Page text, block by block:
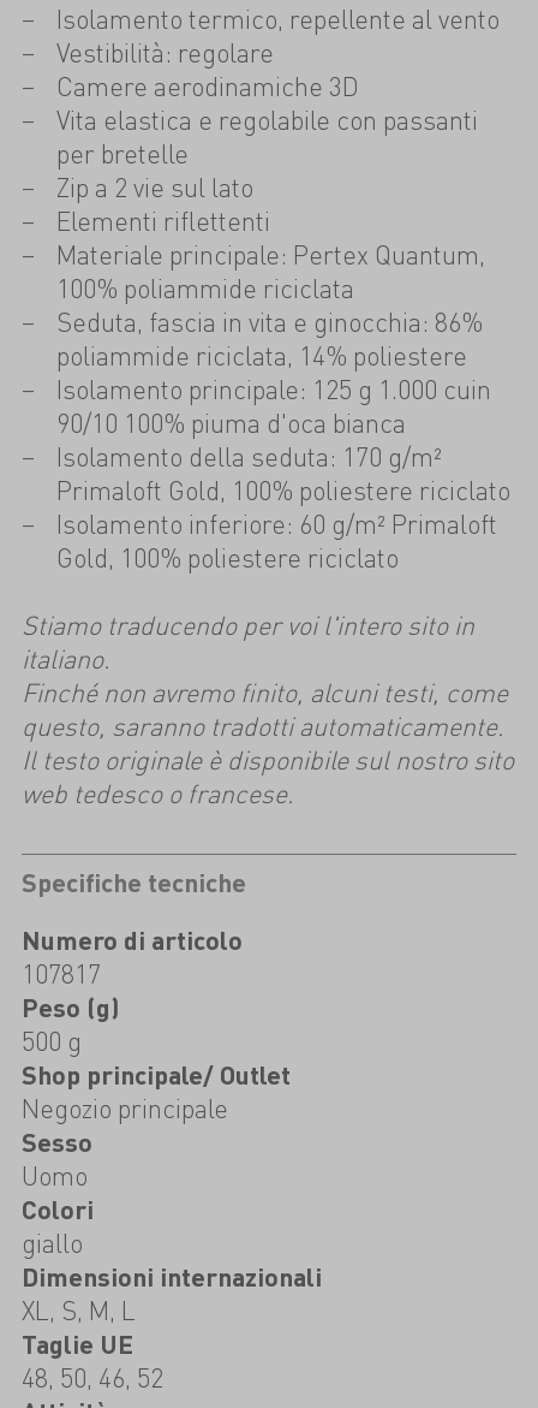
Isolamento termico, repellente al vento
Vestibilità: regolare
Camere aerodinamiche 3D
Vita elastica e regolabile con passanti
per bretelle
Zip a 2 vie sul lato
Elementi riflettenti
Materiale principale: Pertex Quantum,
100% poliammide riciclata
Seduta, fascia in vita e ginocchia: 86%
poliammide riciclata, 14% poliestere
Isolamento principale: 125 g 1.000 cuin
90/10 100% piuma d'oca bianca
Isolamento della seduta: 170 g/m²
Primaloft Gold, 100% poliestere riciclato
Isolamento inferiore: 60 g/m² Primaloft
Gold, 100% poliestere riciclato
Stiamo traducendo per voi l'intero sito in
italiano.
Finché non avremo finito, alcuni testi, come
questo, saranno tradotti automaticamente.
Il testo originale è disponibile sul nostro sito
web tedesco o francese.
Specifiche tecniche
Numero di articolo
107817
Peso (g)
500 g
Shop principale/ Outlet
Negozio principale
Sesso
Uomo
Colori
giallo
Dimensioni internazionali
XL, S, M, L
Taglie UE
48, 50, 46, 52